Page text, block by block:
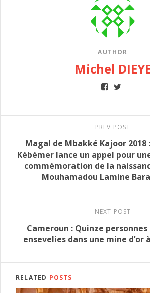
AUTHOR
Michel
PREV POST
Magal de Mbakké Kajoor
Kébémer lance un appel pour
commémoration de la
Mouhamadou Lamine
NEXT POST
Cameroun : Quinze
ensevelies dans une mine d’or
RELATED POSTS